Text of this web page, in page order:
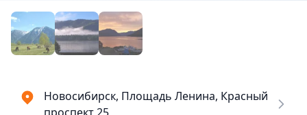
Новосибирск, Площадь Ленина, Красный